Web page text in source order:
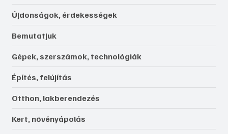
Újdonságok, érdekességek
Bemutatjuk
Gépek, szerszámok, technológiák
Építés, felújítás
Otthon, lakberendezés
Kert, növényápolás